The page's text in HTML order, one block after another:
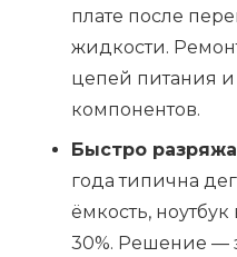
плате после
жидкости.
цепей питания
компонентов.
Быстро
года типична
ёмкость,
30%. Решение —